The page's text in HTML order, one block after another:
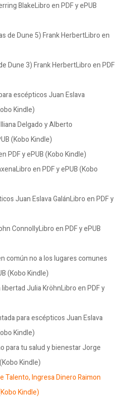
BlakeLibro en PDF y ePUB
de Dune 5) Frank HerbertLibro en
Dune 3) Frank HerbertLibro en PDF
escépticos Juan Eslava
Kindle)
Delgado y Alberto
(Kobo Kindle)
PDF y ePUB (Kobo Kindle)
en PDF y ePUB (Kobo
Juan Eslava GalánLibro en PDF y
ConnollyLibro en PDF y ePUB
común no a los lugares comunes
(Kobo Kindle)
Julia KröhnLibro en PDF y
para escépticos Juan Eslava
Kindle)
para tu salud y bienestar Jorge
Kindle)
Talento, Ingresa Dinero Raimon
Kindle)